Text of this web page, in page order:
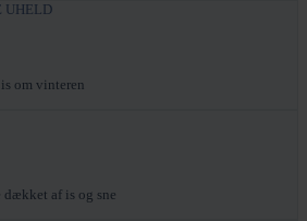
UHELD
om vinteren
dækket af is og sne